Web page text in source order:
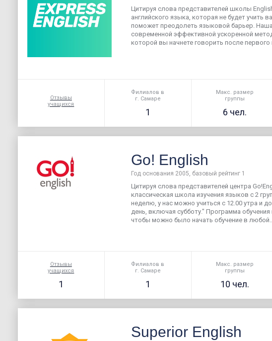
Цитируя слова представителей школы
английского языка, которая не будет учить
поможет преодолеть языковой барьер.
современной эффективной ускоренной
которой вы начнете говорить после первого
Отзывы
учащихся
Филиалов в
г. Самаре
1
Макс. размер
группы
6 чел.
Go! English
Год основания 2005, базовый рейтинг 1
Цитируя слова представителей центра
классическая школа изучения языков с 2
неделю, у нас можно учиться с 12.00 утра и
день, включая субботу." Программа обучения
чтобы можно было начать обучение в
Отзывы
учащихся
1
Филиалов в
г. Самаре
1
Макс. размер
группы
10 чел.
Superior English